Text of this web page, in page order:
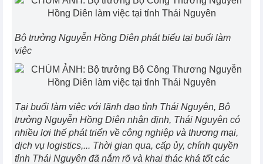
Bộ trưởng Nguyễn Hồng Diên phát biểu tại buổi làm
việc
Tại buổi làm việc với lãnh đạo tỉnh Thái Nguyên, Bộ
trưởng Nguyễn Hồng Diên nhận định, Thái Nguyên có
nhiều lợi thế phát triển về công nghiệp và thương mại,
dịch vụ logistics,... Thời gian qua, cấp ủy, chính quyền
tỉnh Thái Nguyên đã nắm rõ và khai thác khá tốt các